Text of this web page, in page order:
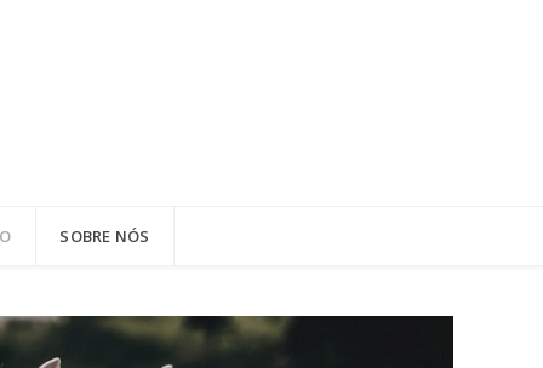
SOBRE NÓS